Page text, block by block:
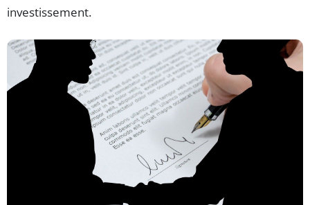
investissement.